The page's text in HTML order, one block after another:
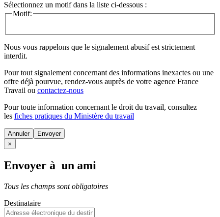
Sélectionnez un motif dans la liste ci-dessous :
Motif:
Nous vous rappelons que le signalement abusif est strictement
interdit.
Pour tout signalement concernant des informations inexactes ou une
offre déjà pourvue, rendez-vous auprès de votre agence France
Travail ou contactez-nous
Pour toute information concernant le droit du travail, consultez
les fiches pratiques du Ministère du travail
Annuler
×
Envoyer à un ami
Tous les champs sont obligatoires
Destinataire